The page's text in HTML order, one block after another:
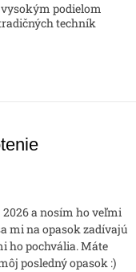
vysokým podielom
techník
a nosím ho veľmi
mi na opasok zadívajú
ho pochvália. Máte
posledný opasok :)